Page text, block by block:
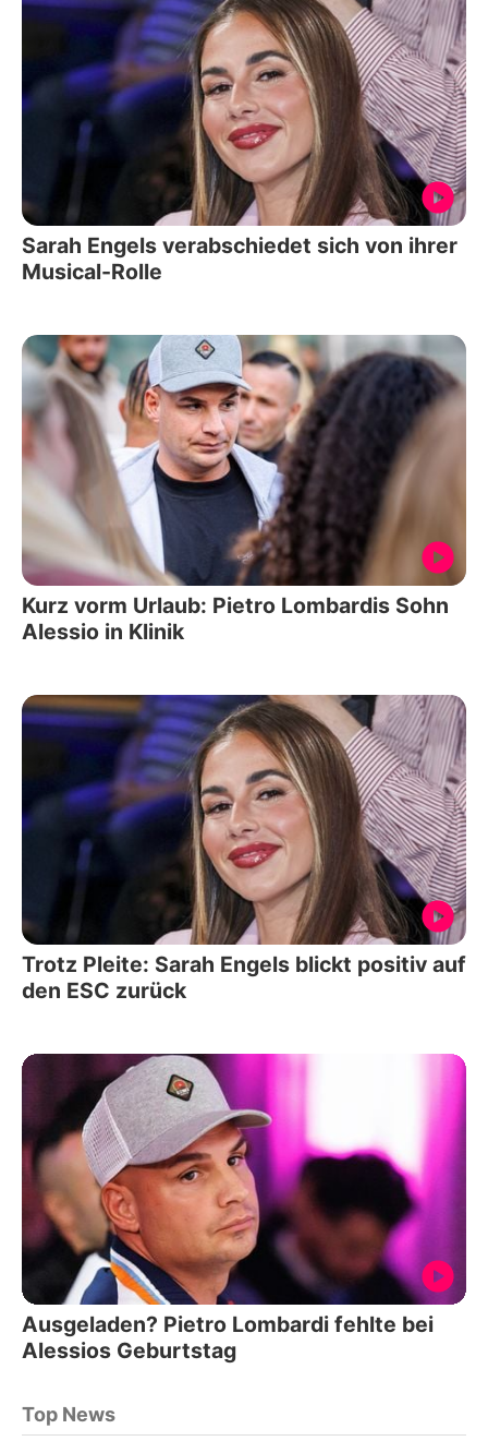
Sarah Engels verabschiedet sich von ihrer
Musical-Rolle
Kurz vorm Urlaub: Pietro Lombardis Sohn
Alessio in Klinik
Trotz Pleite: Sarah Engels blickt positiv auf
den ESC zurück
Ausgeladen? Pietro Lombardi fehlte bei
Alessios Geburtstag
Top News